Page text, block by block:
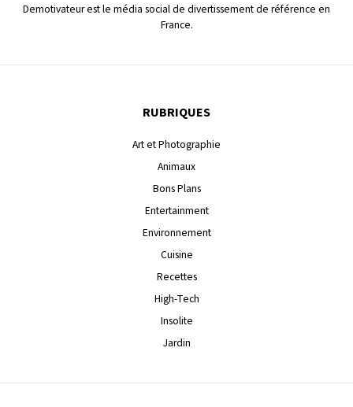
Demotivateur est le média social de divertissement de référence en
France.
RUBRIQUES
Art et Photographie
Animaux
Bons Plans
Entertainment
Environnement
Cuisine
Recettes
High-Tech
Insolite
Jardin